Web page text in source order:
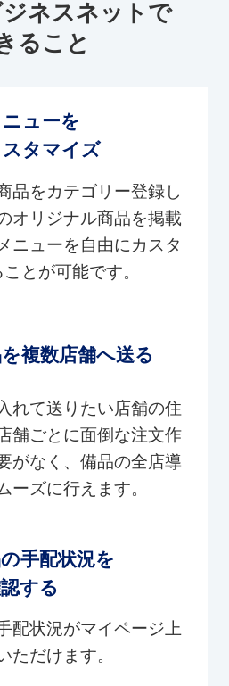
ネスネットで
ること
ューを
タマイズ
品をカテゴリー登録し
オリジナル商品を掲載
ニューを自由にカスタ
とが可能です。
複数店舗へ送る
れて送りたい店舗の住
舗ごとに面倒な注文作
がなく、備品の全店導
ーズに行えます。
手配状況を
する
配状況がマイページ上
ただけます。